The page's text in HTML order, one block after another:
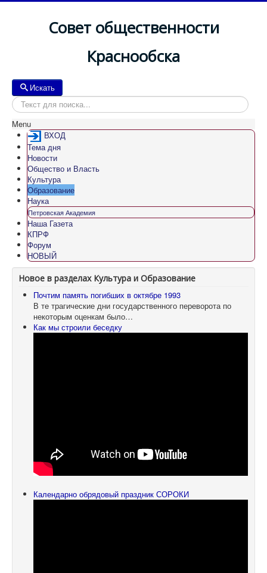
Совет общественности
Краснообска
Искать
Menu
ВХОД
Тема дня
Новости
Общество и Власть
Культура
Образование
Наука
Петровская Академия
Наша Газета
КПРФ
Форум
НОВЫЙ
Новое в разделах Культура и Образование
Почтим память погибших в октябре 1993
В те трагические дни государственного переворота по
некоторым оценкам было…
Как мы строили беседку
Календарно обрядовый праздник СОРОКИ